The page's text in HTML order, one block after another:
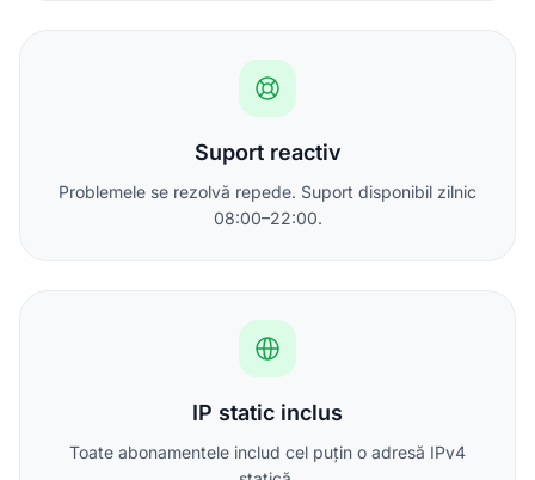
Suport reactiv
Problemele se rezolvă repede. Suport disponibil zilnic
08:00–22:00.
IP static inclus
Toate abonamentele includ cel puțin o adresă IPv4